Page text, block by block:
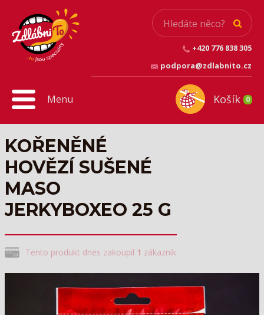
+420 776 838 305
podpora@zdlabnito.cz
Košík 0
Menu
KOŘENĚNÉ
HOVĚZÍ SUŠENÉ
MASO
JERKYBOXEO 25 G
Tento produkt dnes zakoupil 1 zákazník